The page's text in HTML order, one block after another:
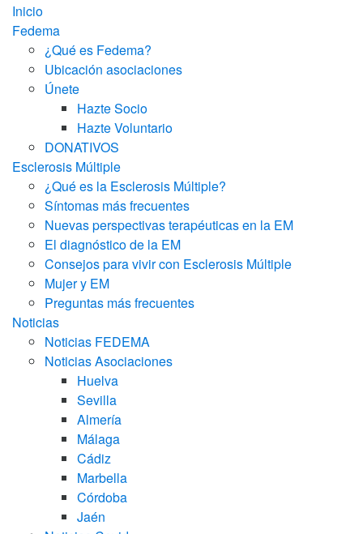
Inicio
Fedema
¿Qué es Fedema?
Ubicación asociaciones
Únete
Hazte Socio
Hazte Voluntario
DONATIVOS
Esclerosis Múltiple
¿Qué es la Esclerosis Múltiple?
Síntomas más frecuentes
Nuevas perspectivas terapéuticas en la EM
El diagnóstico de la EM
Consejos para vivir con Esclerosis Múltiple
Mujer y EM
Preguntas más frecuentes
Noticias
Noticias FEDEMA
Noticias Asociaciones
Huelva
Sevilla
Almería
Málaga
Cádiz
Marbella
Córdoba
Jaén